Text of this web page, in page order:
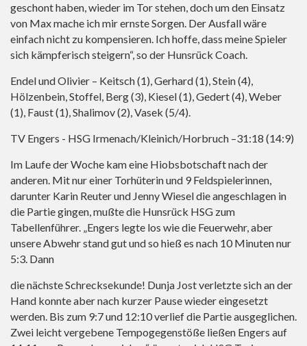
geschont haben, wieder im Tor stehen, doch um den Einsatz
von Max mache ich mir ernste Sorgen. Der Ausfall wäre
einfach nicht zu kompensieren. Ich hoffe, dass meine Spieler
sich kämpferisch steigern“, so der Hunsrück Coach.
Endel und Olivier – Keitsch (1), Gerhard (1), Stein (4),
Hölzenbein, Stoffel, Berg (3), Kiesel (1), Gedert (4), Weber
(1), Faust (1), Shalimov (2), Vasek (5/4).
TV Engers - HSG Irmenach/Kleinich/Horbruch –31:18 (14:9)
Im Laufe der Woche kam eine Hiobsbotschaft nach der
anderen. Mit nur einer Torhüterin und 9 Feldspielerinnen,
darunter Karin Reuter und Jenny Wiesel die angeschlagen in
die Partie gingen, mußte die Hunsrück HSG zum
Tabellenführer. „Engers legte los wie die Feuerwehr, aber
unsere Abwehr stand gut und so hieß es nach 10 Minuten nur
5:3. Dann
die nächste Schrecksekunde! Dunja Jost verletzte sich an der
Hand konnte aber nach kurzer Pause wieder eingesetzt
werden. Bis zum 9:7 und 12:10 verlief die Partie ausgeglichen.
Zwei leicht vergebene Tempogegenstöße ließen Engers auf